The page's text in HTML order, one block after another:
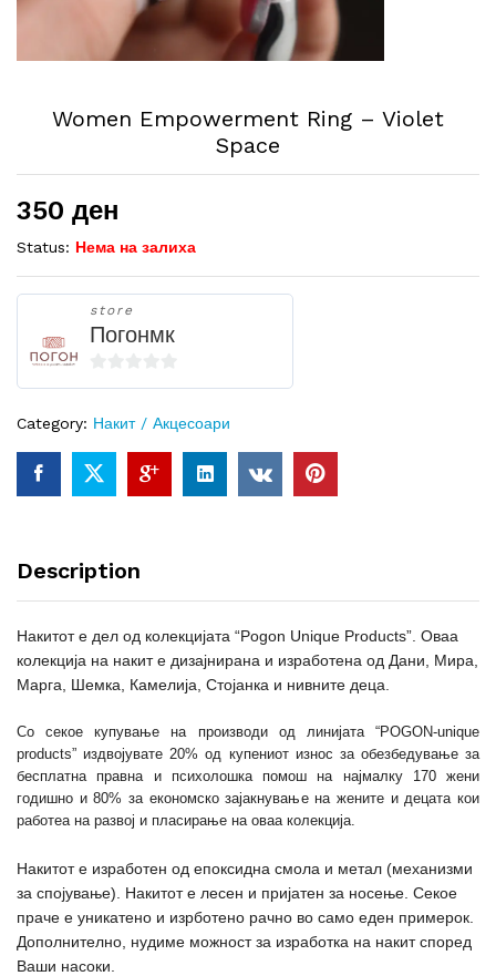
Women Empowerment Ring – Violet
Space
350 ден
Status: Нема на залиха
store
Погонмк
0
u
t
o
Category: Накит / Акцесоари
Description
Накитот е дел од колекцијата “Pogon Unique Products” . Оваа
колекција на накит е дизајнирана и изработена од Дани, Мира,
Марга, Шемка, Камелија, Стојанка и нивните деца.
Со секое купување на производи од линијата “POGON-unique
products” издвојувате 20% од купениот износ за обезбедување за
бесплатна правна и психолошка помош на најмалку 170 жени
годишно и 80% за економско зајакнување на жените и децата кои
работеа на развој и пласирање на оваа колекција.
Накитот е изработен од епоксидна смола и метал (механизми
за спојување). Накитот е лесен и пријатен за носење. Секое
праче е уникатено и изрботено рачно во само еден примерок.
Дополнително, нудиме можност за изработка на накит според
Ваши насоки.